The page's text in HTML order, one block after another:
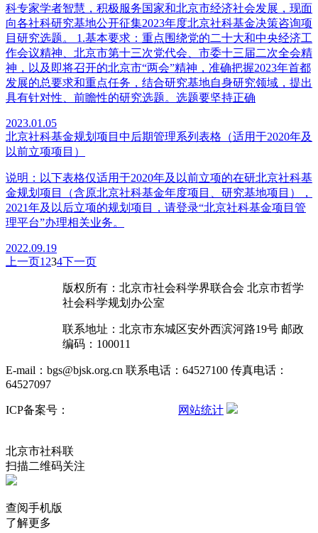
科专家学者智慧，积极服务国家和北京市经济社会发展，现面
向各社科研究基地公开征集2023年度北京社科基金决策咨询项
目研究选题。 1.基本要求：重点围绕党的二十大和中央经济工
作会议精神、北京市第十三次党代会、市委十三届二次全会精
神，以及即将召开的北京市“两会”精神，准确把握2023年首都
发展的总要求和重点任务，结合研究基地自身研究领域，提出
具有针对性、前瞻性的研究选题。选题要坚持正确
2023.01.05
北京社科基金规划项目中后期管理系列表格（适用于2020年及
以前立项项目）
说明：以下表格仅适用于2020年及以前立项的在研北京社科基
金规划项目（含原北京社科基金年度项目、研究基地项目），
2021年及以后立项的规划项目，请登录“北京社科基金项目管
理平台”办理相关业务。
2022.09.19
上一页1 234下一页
版权所有：北京市社会科学界联合会 北京市哲学
社会科学规划办公室
联系地址：北京市东城区安外西滨河路19号 邮政
编码：100011
E-mail：bgs@bjsk.org.cn 联系电话：64527100 传真电话：
64527097
ICP备案号： 网站统计
北京市社科联
扫描二维码关注
查阅手机版
了解更多